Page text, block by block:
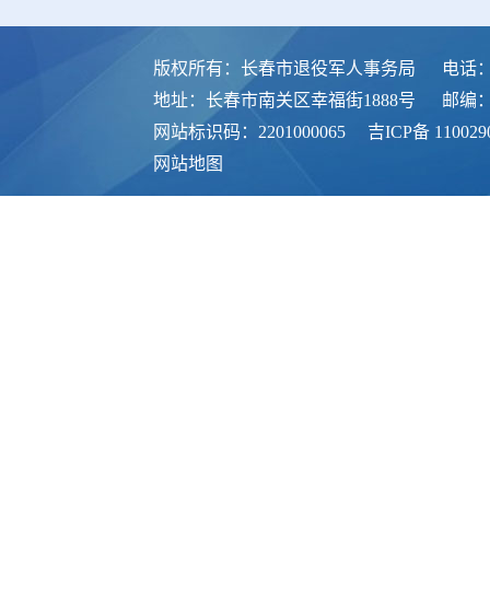
版权所有：长春市退役军人事务局
电话
地址：长春市南关区幸福街1888号
邮编
网站标识码：2201000065
吉ICP备
网站地图